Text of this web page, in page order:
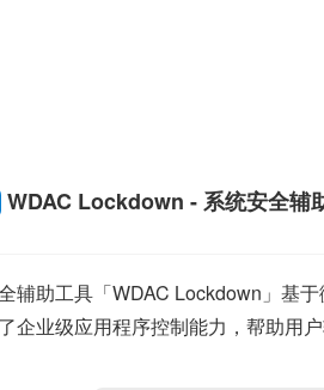
WDAC Lockdown - 系统安全辅
辅助工具「WDAC Lockdown」基
企业级应用程序控制能力，帮助用